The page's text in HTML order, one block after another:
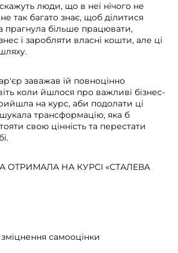
люди, що в неї нічого не
так багато знає, щоб ділитися
прагнула більше працювати,
і заробляти власні кошти, але ці
заважав їй повноцінно
коли йшлося про важливі бізнес-
на курс, аби подолати ці
трансформацію, яка б
свою цінність та перестати
НА КУРСІ «СТАЛЕВА
самооцінки